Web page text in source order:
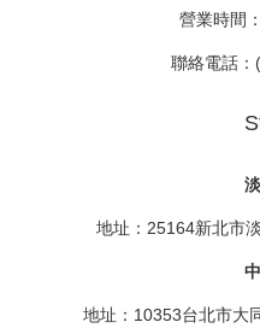
營業時間
聯絡電話
地址：25164新北市
地址：10353台北市大